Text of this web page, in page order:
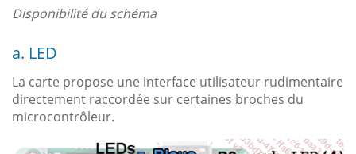
Disponibilité du schéma
a. LED
La carte propose une interface utilisateur rudimentaire
directement raccordée sur certaines broches du
microcontrôleur.